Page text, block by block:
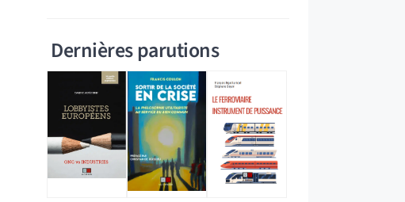
Dernières parutions